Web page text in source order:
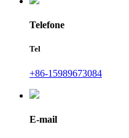
Telefone
Tel
+86-15989673084
E-mail